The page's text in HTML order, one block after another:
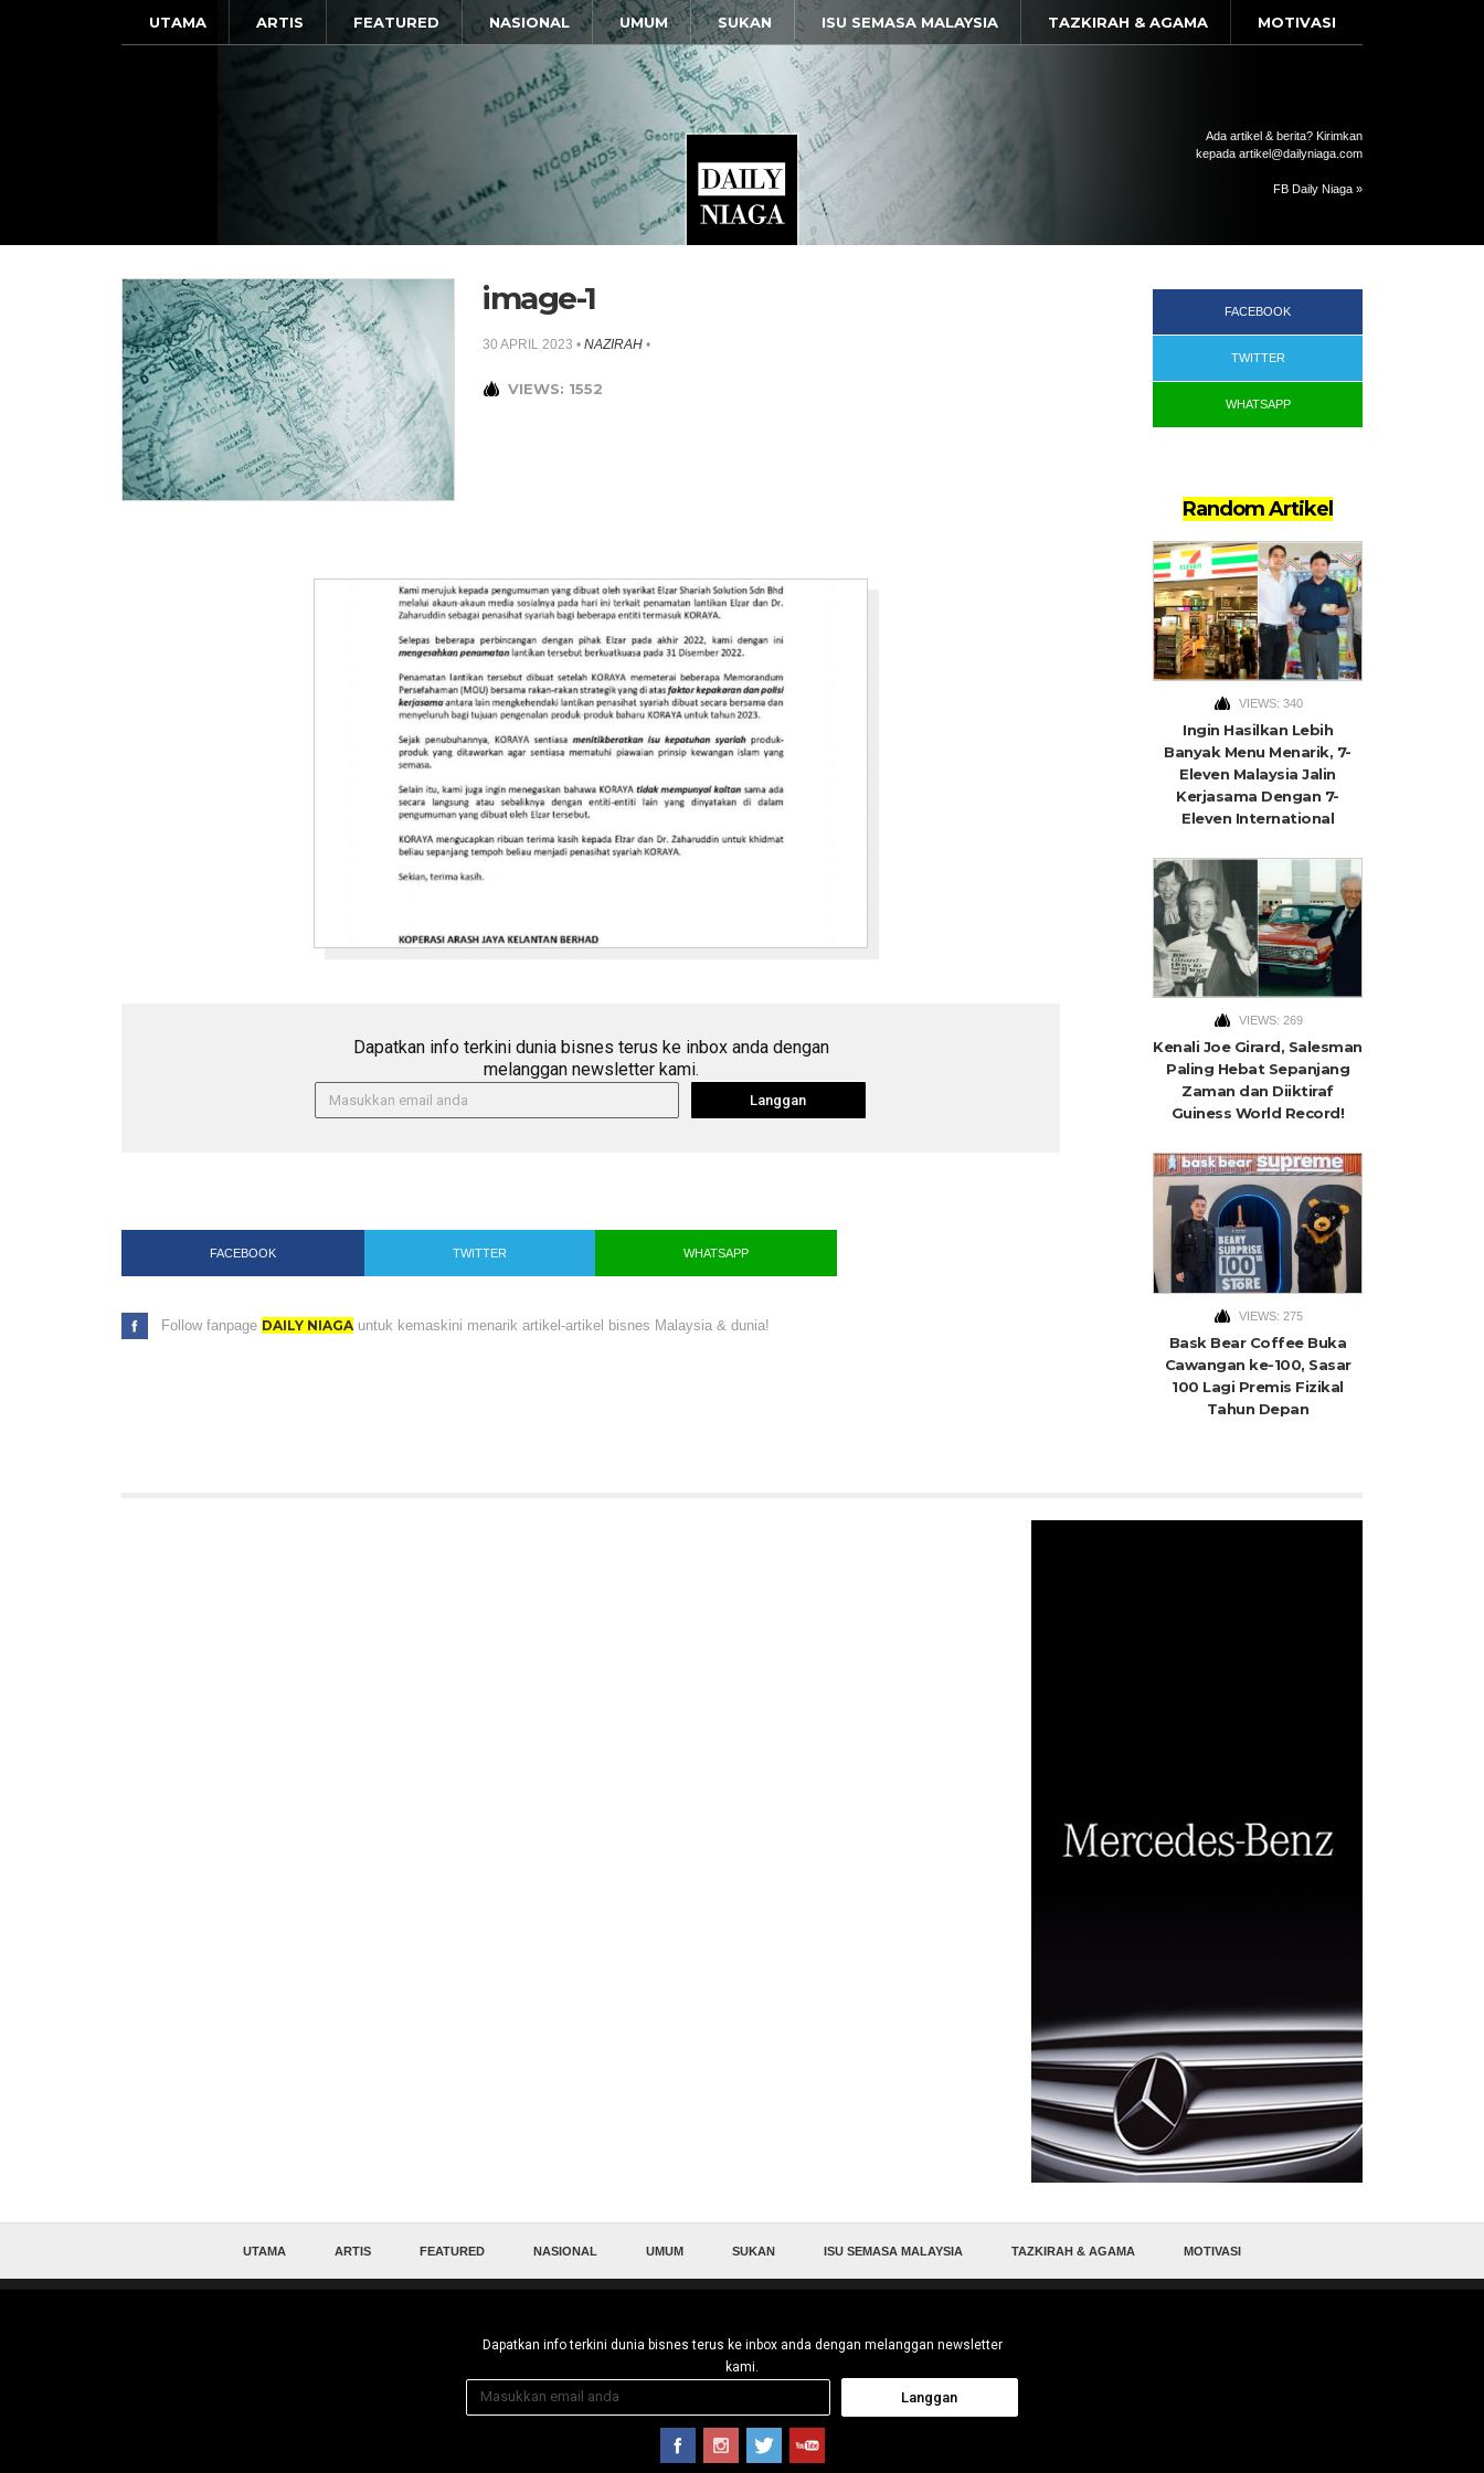
UTAMA ARTIS FEATURED NASIONAL UMUM SUKAN ISU SEMASA MALAYSIA TAZKIRAH & AGAMA MOTIVASI
Ada artikel & berita? Kirimkan
kepada artikel@dailyniaga.com
FB Daily Niaga »
image-1
30 APRIL 2023 • NAZIRAH •
VIEWS: 1552
Dapatkan info terkini dunia bisnes terus ke inbox anda dengan
melanggan newsletter kami.
Langgan
FACEBOOK TWITTER WHATSAPP
Follow fanpage DAILY NIAGAuntuk kemaskini menarik artikel-artikel bisnes Malaysia & dunia!
FACEBOOK
TWITTER
WHATSAPP
Random Artikel
VIEWS: 340
Ingin Hasilkan Lebih
Banyak Menu Menarik, 7-
Eleven Malaysia Jalin
Kerjasama Dengan 7-
Eleven International
VIEWS: 269
Kenali Joe Girard, Salesman
Paling Hebat Sepanjang
Zaman dan Diiktiraf
Guiness World Record!
VIEWS: 275
Bask Bear Coffee Buka
Cawangan ke-100, Sasar
100 Lagi Premis Fizikal
Tahun Depan
UTAMA ARTIS FEATURED NASIONAL UMUM SUKAN ISU SEMASA MALAYSIA TAZKIRAH & AGAMA MOTIVASI
Dapatkan info terkini dunia bisnes terus ke inbox anda dengan melanggan newsletter
kami.
Langgan